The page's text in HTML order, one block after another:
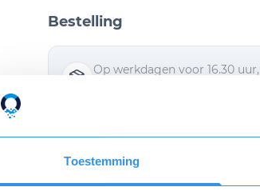
Toestemming
Bestelling
Op werkdagen voor 16.30
Ik ga akkoord met de